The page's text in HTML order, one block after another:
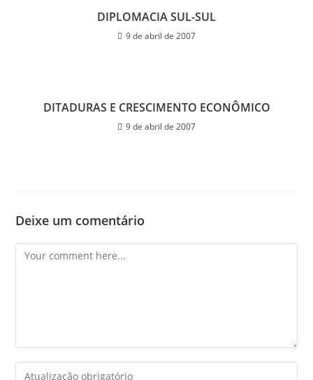
DIPLOMACIA SUL-SUL
9 de abril de 2007
DITADURAS E CRESCIMENTO ECONÔMICO
9 de abril de 2007
Deixe um comentário